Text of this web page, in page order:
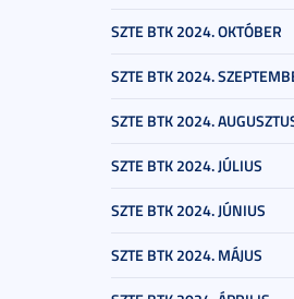
SZTE BTK 2024. OKTÓBER
SZTE BTK 2024.
SZTE BTK 2024.
SZTE BTK 2024. JÚLIUS
SZTE BTK 2024. JÚNIUS
SZTE BTK 2024. MÁJUS